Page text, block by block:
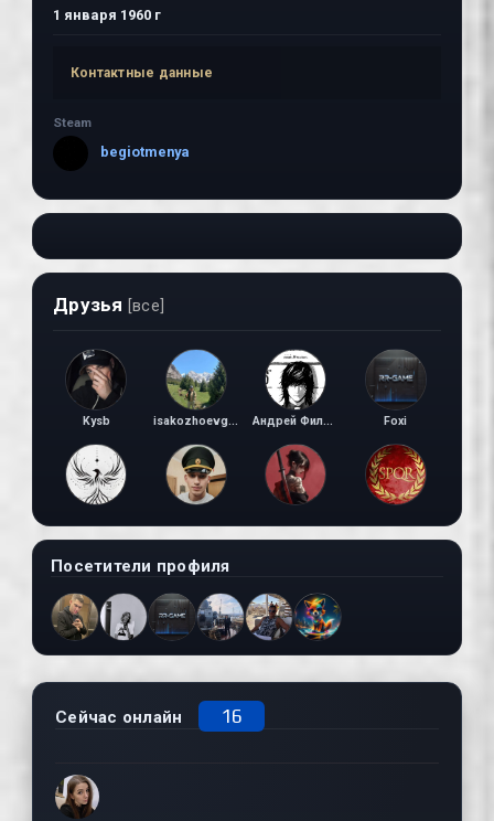
1 января 1960 г
Контактные данные
Steam
begiotmenya
Друзья [все]
Kysb isakozhoevgmail.com Андрей Филонов Foxi
Посетители профиля
Сейчас онлайн 16